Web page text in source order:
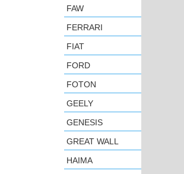
FAW
FERRARI
FIAT
FORD
FOTON
GEELY
GENESIS
GREAT WALL
HAIMA